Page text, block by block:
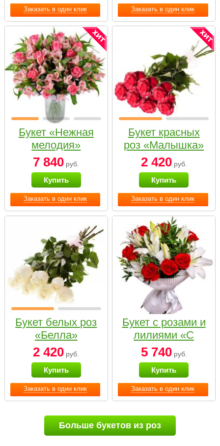
Заказать в один клик Заказать в один клик
Заказать в один клик
Букет «Нежная
мелодия»
7 840 руб.
Купить
Заказать в один клик
Букет красных
роз «Малышка»
2 420руб.
Купить
Заказать в один клик
Букет белых роз
«Белла»
2 420 руб.
Купить
Заказать в один клик
Букет с розами и
лилиями «С
наилучшими
пожеланиями»
5 740руб.
Купить
Больше букетов из роз